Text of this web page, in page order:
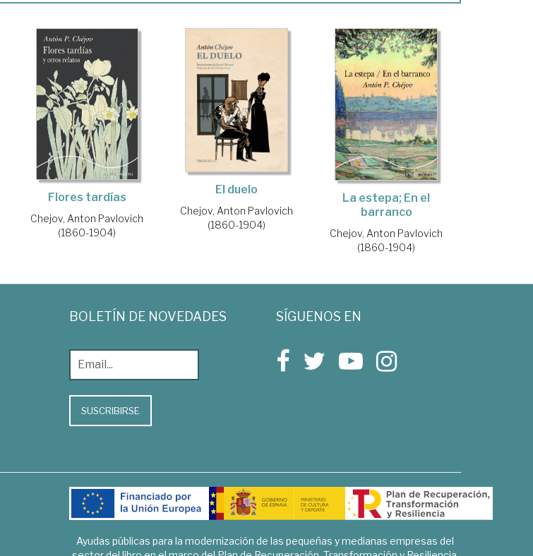
Flores tardías
Chejov, Anton Pavlovich
(1860-1904)
El duelo
Chejov, Anton Pavlovich
(1860-1904)
La estepa; En el
barranco
Chejov, Anton Pavlovich
(1860-1904)
BOLETÍN DE NOVEDADES
SUSCRIBIRSE
SÍGUENOS EN
Ayudas públicas para la modernización de las pequeñas y medianas empresas del